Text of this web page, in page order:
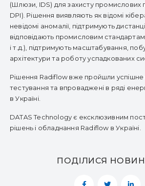
(Шлюзи, IDS) для захисту промислових
DPI). Рішення виявляють як відомі
невідомі аномалії, підтримують
відповідають промисловим стандартам
і т.д.), підтримують масштабування,
архітектури та роботу успадкованих
Рішення Radiflow вже пройшли успішне
тестування та впроваджені в ряді
в Україні.
DATAS Technology є ексклюзивним
рішень і обладнання Radiflow в Україні.
ПОДІЛИСЯ